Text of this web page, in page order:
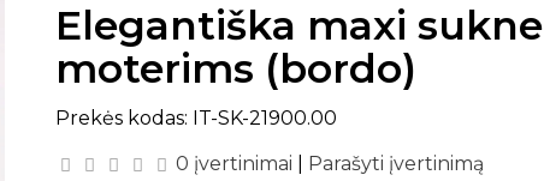
Elegantiška maxi
moterims (bordo)
Prekės kodas: IT-SK-21900.00
0 įvertinimai
Parašyti įvertinimą